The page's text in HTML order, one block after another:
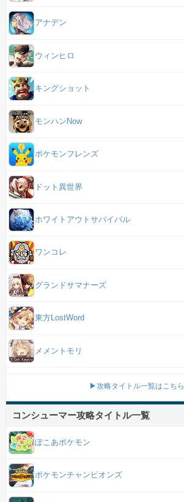
アナデン
ウィンヒロ
キングショット
モンハンNow
ポケモンフレンズ
ドット異世界
ホワイトアウトサバイバル
ワンコレ
グランドサマナーズ
東方LostWord
メメントモリ
▶攻略タイトル一覧はこちら
コンシューマー攻略タイトル一覧
ぽこあポケモン
ポケモンチャンピオンズ